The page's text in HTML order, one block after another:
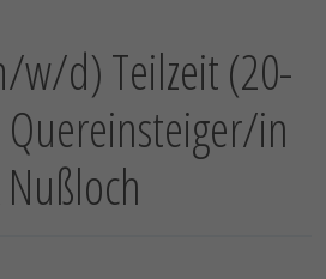
w/d) Teilzeit (20-
in